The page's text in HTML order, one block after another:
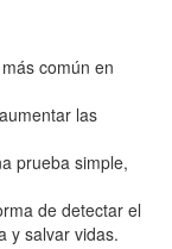
común en
las
prueba simple,
de detectar el
y salvar vidas.